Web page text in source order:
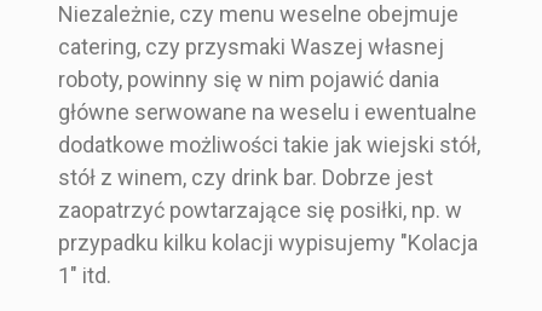
Niezależnie, czy menu weselne obejmuje
catering, czy przysmaki Waszej własnej
roboty, powinny się w nim pojawić dania
główne serwowane na weselu i ewentualne
dodatkowe możliwości takie jak wiejski stół,
stół z winem, czy drink bar. Dobrze jest
zaopatrzyć powtarzające się posiłki, np. w
przypadku kilku kolacji wypisujemy "Kolacja
1" itd.